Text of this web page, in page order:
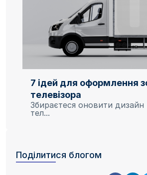
7 ідей для оформлення
телевізора
Збираєтеся оновити дизайн
тел...
Поділитися блогом